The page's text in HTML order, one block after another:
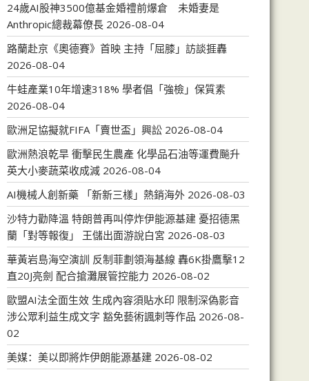
24歲AI股神3500億基金婚禮前爆倉 未婚妻是
Anthropic總裁幕僚長 2026-08-04
路蘭赴京《奧德賽》首映 主持「屈膝」訪談捱轟
2026-08-04
牛蛙產業10年增速318% 學者倡「強檢」保質素
2026-08-04
歐洲足協擬就FIFA「賣世盃」興訟 2026-08-04
歐洲熱浪乾旱 衝擊民生農產 化學品石油等運費飈升
英大小麥蔬菜收成減 2026-08-04
AI機械人創新藥 「新新三樣」熱銷海外 2026-08-03
沙特力勸降溫 特朗普再叫停炸伊能源基建 憂招德黑
蘭「對等報復」 王儲出面游說白宮 2026-08-03
華黃岩島海空演訓 反制菲劃領海基線 轟6K掛鷹擊12
直20J亮劍 配合搶灘展管控能力 2026-08-02
歐盟AI法全面生效 生成內容須貼水印 限制深偽影音
涉公眾利益生成文字 豁免藝術諷刺等作品 2026-08-
02
美媒：美以即將炸伊朗能源基建 2026-08-02